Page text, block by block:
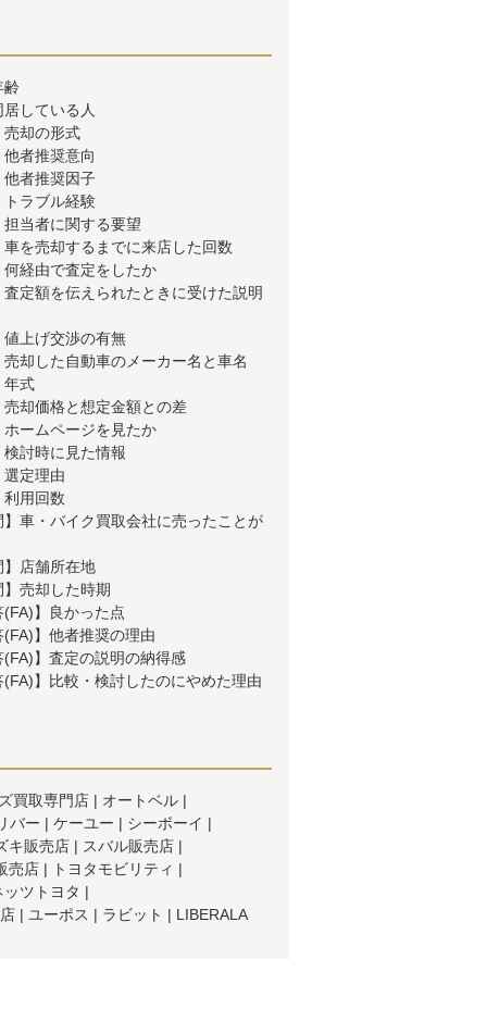
齢
している人
売却の形式
者推奨意向
他者推奨因子
ラブル経験
当者に関する要望
を売却するまでに来店した回数
何経由で査定をしたか
定額を伝えられたときに受けた説明
値上げ交渉の有無
却した自動車のメーカー名と車名
年式
売却価格と想定金額との差
ホームページを見たか
討時に見た情報
定理由
用回数
】車・バイク買取会社に売ったことが
】店舗所在地
売却した時期
】良かった点
】他者推奨の理由
】査定の説明の納得感
】比較・検討したのにやめた理由
買取専門店
オートベル
バー
ケーユー
シーボーイ
キ販売店
スバル販売店
売店
トヨタモビリティ
ッツトヨタ
ユーポス ラビット LIBERALA